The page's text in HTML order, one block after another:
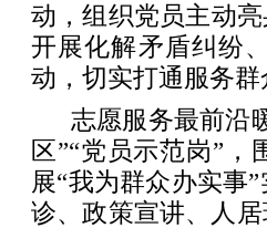
动，组织党员主动
开展化解矛盾纠纷
动，切实打通服务群
志愿服务最前沿
区”“党员示范岗”
展“我为群众办实事
诊、政策宣讲、人